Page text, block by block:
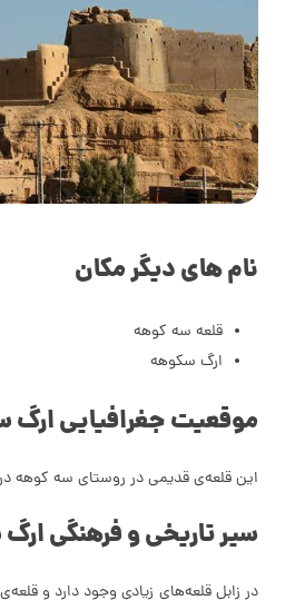
نام های دیگر مکان
قلعه سه کوهه
ارگ سکوهه
موقعیت جغرافیایی ارگ
این قلعه‌ی قدیمی در روستای سه کوهه در شهرستان زابل و
سیر تاریخی و فرهنگی
در زابل قلعه‌های زیادی وجود دارد و